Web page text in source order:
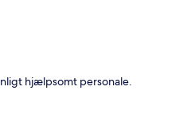
hjælpsomt personale.